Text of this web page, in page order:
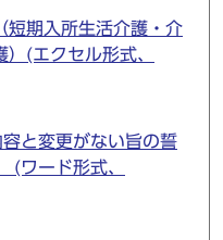
短期入所生活介護・介
(エクセル形式、
と変更がない旨の誓
(ワード形式、